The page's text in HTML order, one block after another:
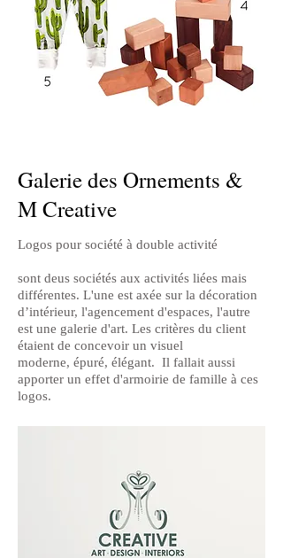
Galerie des Ornements &
M Creative
Logos pour société à double activité
sont deus sociétés aux activités liées mais
différentes. L'une est axée sur la décoration
d’intérieur, l'agencement d'espaces, l'autre
est une galerie d'art. Les critères du client
étaient de concevoir un visuel
moderne, épuré, élégant. Il fallait aussi
apporter un effet d'armoirie de famille à ces
logos.